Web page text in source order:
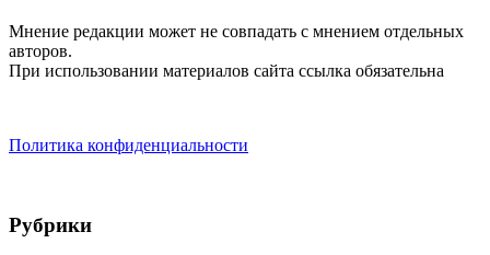
Мнение редакции может не совпадать с мнением отдельных
авторов.
При использовании материалов сайта ссылка обязательна
Политика конфиденциальности
Рубрики